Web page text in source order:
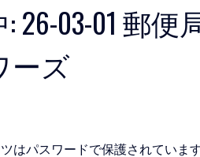
26-03-01 郵
ーズ
はパスワードで保護されていま